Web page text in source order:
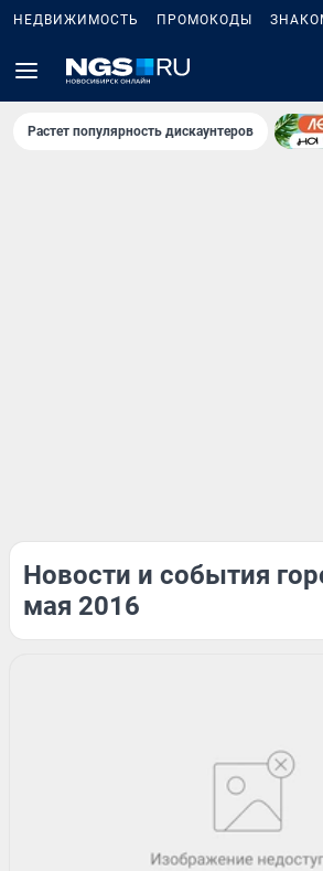
НЕДВИЖИМОСТЬ ПРОМОКОДЫ
Растет популярность дискаунтеров
Новости и события
мая 2016